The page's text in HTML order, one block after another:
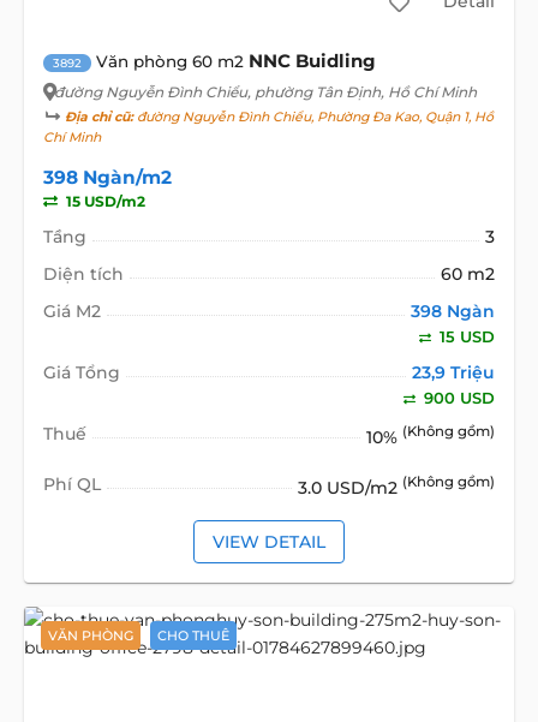
3892 Văn phòng 60 m2 NNC Buidling
đường Nguyễn Đình Chiểu, phường Tân Định, Hồ Chí Minh
Địa chỉ cũ:đường Nguyễn Đình Chiểu, Phường Đa Kao, Quận 1, Hồ
Chí Minh
398 Ngàn/m2
15 USD/m2
Tầng
3
Diện tích
60 m2
Giá M2
398 Ngàn
15 USD
Giá Tổng 23,9 Triệu
900 USD
Thuế 10% (Không gồm)
Phí QL 3.0 USD/m2 (Không gồm)
VIEW DETAIL
VĂN PHÒNG CHO THUÊ